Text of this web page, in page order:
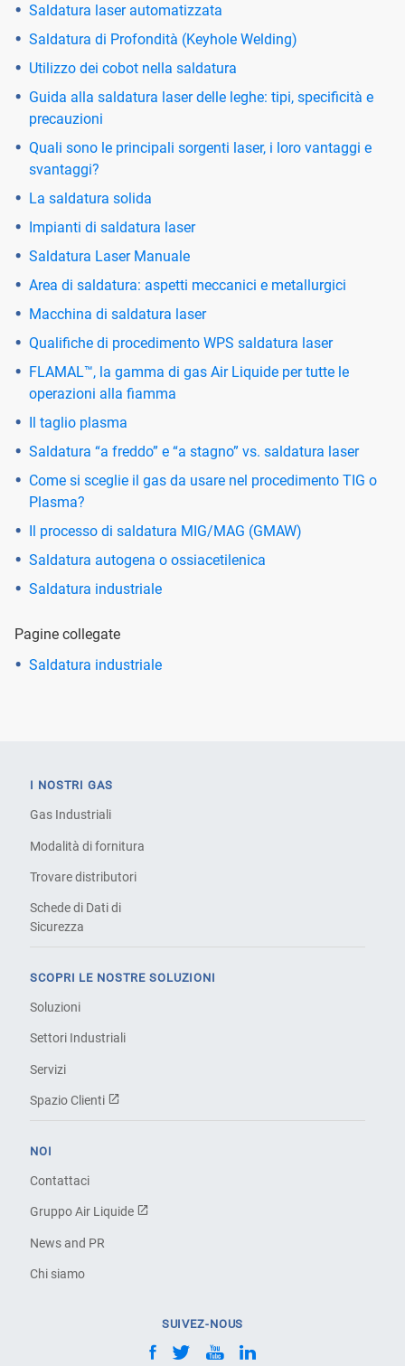
Saldatura laser automatizzata
Saldatura di Profondità (Keyhole Welding)
Utilizzo dei cobot nella saldatura
Guida alla saldatura laser delle leghe: tipi, specificità e
precauzioni
Quali sono le principali sorgenti laser, i loro vantaggi e
svantaggi?
La saldatura solida
Impianti di saldatura laser
Saldatura Laser Manuale
Area di saldatura: aspetti meccanici e metallurgici
Macchina di saldatura laser
Qualifiche di procedimento WPS saldatura laser
FLAMAL™, la gamma di gas Air Liquide per tutte le
operazioni alla fiamma
Il taglio plasma
Saldatura “a freddo” e “a stagno” vs. saldatura laser
Come si sceglie il gas da usare nel procedimento TIG o
Plasma?
Il processo di saldatura MIG/MAG (GMAW)
Saldatura autogena o ossiacetilenica
Saldatura industriale
Pagine collegate
Saldatura industriale
I NOSTRI GAS
Gas Industriali
Modalità di fornitura
Trovare distributori
Schede di Dati di
Sicurezza
SCOPRI LE NOSTRE SOLUZIONI
Soluzioni
Settori Industriali
Servizi
Spazio Clienti
NOI
Contattaci
Gruppo Air Liquide
News and PR
Chi siamo
SUIVEZ-NOUS